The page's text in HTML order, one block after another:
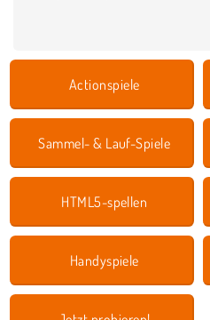
Actionspiele
Sammel- & Lauf-Spiele
HTML5-spellen
Handyspiele